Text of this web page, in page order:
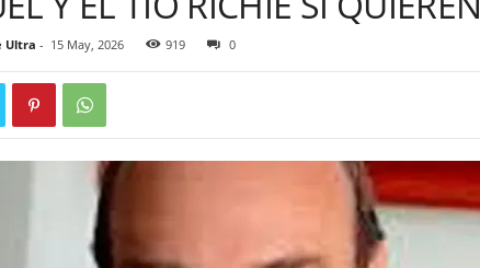
Ultra - 15 May, 2026 919 0